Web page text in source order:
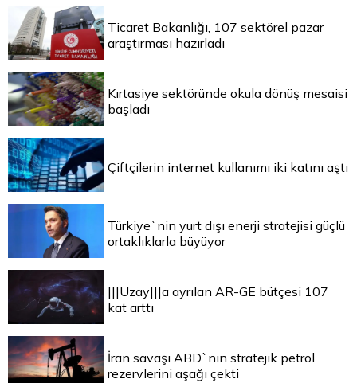
Ticaret Bakanlığı, 107 sektörel pazar
araştırması hazırladı
Kırtasiye sektöründe okula dönüş mesaisi
başladı
Çiftçilerin internet kullanımı iki katını aştı
Türkiye`nin yurt dışı enerji stratejisi güçlü
ortaklıklarla büyüyor
|||Uzay|||a ayrılan AR-GE bütçesi 107
kat arttı
İran savaşı ABD`nin stratejik petrol
rezervlerini aşağı çekti